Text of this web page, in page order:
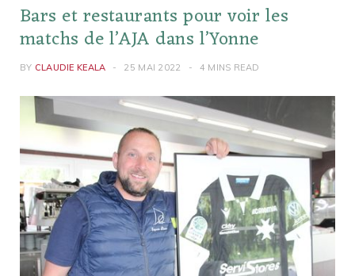
Bars et restaurants pour voir les
matchs de l’AJA dans l’Yonne
BY CLAUDIE KEALA 25 MAI 2022 4 MINS READ